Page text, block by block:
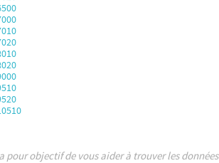
pour objectif de vous aider à trouver les données